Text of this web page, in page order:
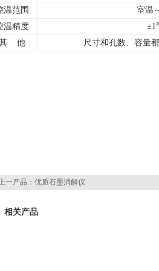
温范围
室温
温精度
他
尺寸和孔数、容量
一产品： 优质石墨消解仪
相关产品